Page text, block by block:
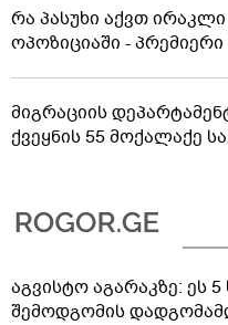
რა პასუხი აქვთ
ოპოზიციაში -
მიგრაციის
ქვეყნის 55 მოქალაქე
აგვისტო აგარაკზე: ეს
შემოდგომის